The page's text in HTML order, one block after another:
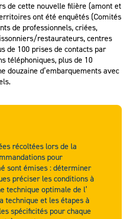
de cette nouvelle filière (amont et
ont été enquêtés (Comités
de professionnels, criées,
restaurateurs, centres
de 100 prises de contacts par
téléphoniques, plus de 10
douzaine d’embarquements avec
récoltées lors de la
pour
sont émises : déterminer
préciser les conditions à
technique optimale de l’
technique et les étapes à
spécificités pour chaque